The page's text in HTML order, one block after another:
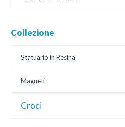
Collezione
Statuario in Resina
Magneti
Croci